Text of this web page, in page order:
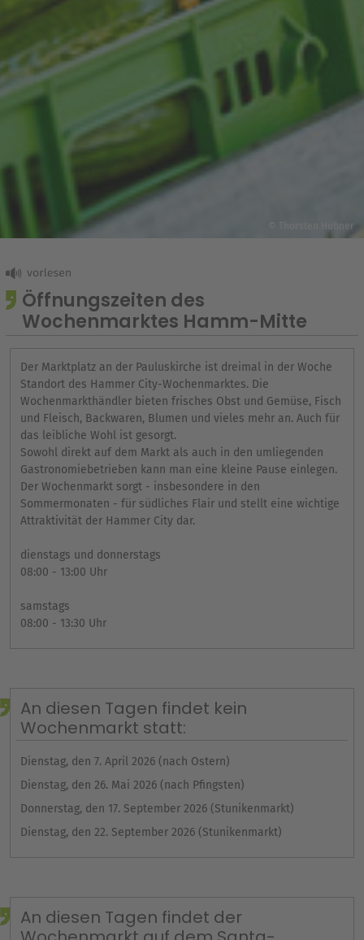
© Thorsten Hübner
Öffnungszeiten des
Wochenmarktes Hamm-Mitte
Der Marktplatz an der Pauluskirche ist dreimal in der Woche
Standort des Hammer City-Wochenmarktes. Die
Wochenmarkthändler bieten frisches Obst und Gemüse, Fisch
und Fleisch, Backwaren, Blumen und vieles mehr an. Auch für
das leibliche Wohl ist gesorgt.
Sowohl direkt auf dem Markt als auch in den umliegenden
Gastronomiebetrieben kann man eine kleine Pause einlegen.
Der Wochenmarkt sorgt - insbesondere in den
Sommermonaten - für südliches Flair und stellt eine wichtige
Attraktivität der Hammer City dar.
dienstags und donnerstags
08:00 - 13:00 Uhr
samstags
08:00 - 13:30 Uhr
An diesen Tagen findet kein
Wochenmarkt statt:
Dienstag, den 7. April 2026 (nach Ostern)
Dienstag, den 26. Mai 2026 (nach Pfingsten)
Donnerstag, den 17. September 2026 (Stunikenmarkt)
Dienstag, den 22. September 2026 (Stunikenmarkt)
An diesen Tagen findet der